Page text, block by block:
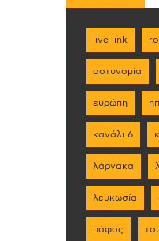
live link
αστυνομία
ευρώπη
κανάλι 6
λάρνακα
λευκωσία
πάφος